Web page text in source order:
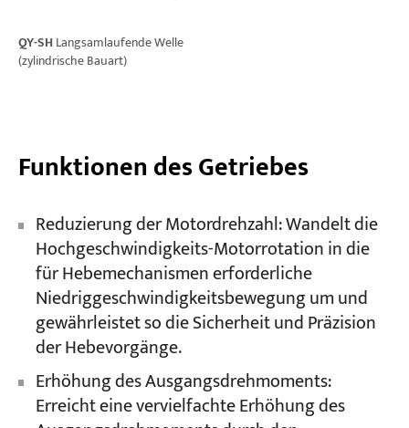
QY-SHLangsamlaufende Welle
(zylindrische Bauart)
Funktionen des Getriebes
Reduzierung der Motordrehzahl: Wandelt die
Hochgeschwindigkeits-Motorrotation in die
für Hebemechanismen erforderliche
Niedriggeschwindigkeitsbewegung um und
gewährleistet so die Sicherheit und Präzision
der Hebevorgänge.
Erhöhung des Ausgangsdrehmoments:
Erreicht eine vervielfachte Erhöhung des